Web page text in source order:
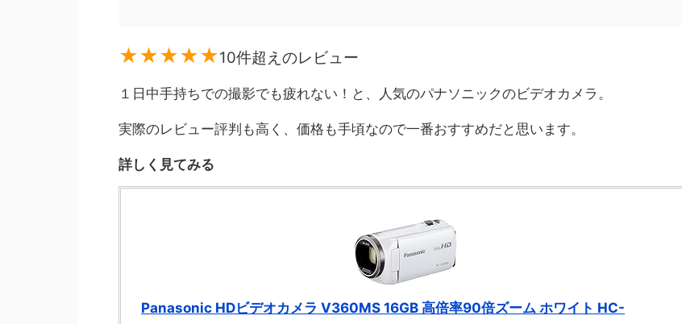
★★★★★10件超えのレビュー
１日中手持ちでの撮影でも疲れない！と、人気のパナソニックのビデオカメラ。
実際のレビュー評判も高く、価格も手頃なので一番おすすめだと思います。
詳しく見てみる
Panasonic HDビデオカメラ V360MS 16GB 高倍率90倍ズーム ホワイト HC-